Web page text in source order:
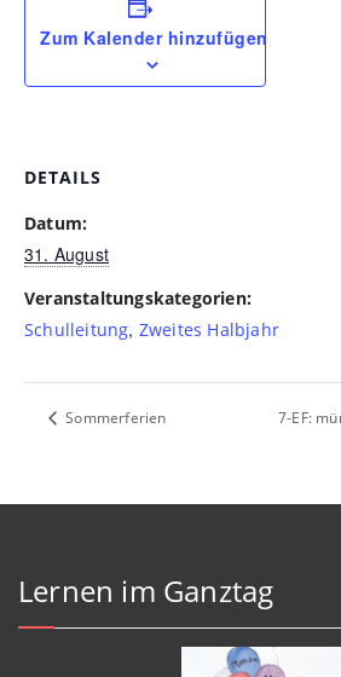
Zum Kalender hinzufügen
DETAILS
Datum:
31. August
Veranstaltungskategorien:
Schulleitung, Zweites Halbjahr
Sommerferien 7-EF:
Lernen im Ganztag